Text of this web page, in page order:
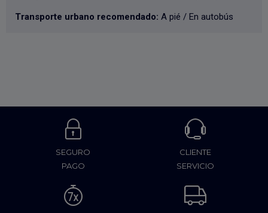
Transporte urbano recomendado: A pié / En autobús
SEGURO
PAGO
CLIENTE
SERVICIO